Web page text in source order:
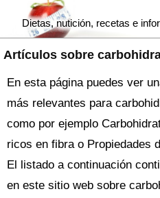
Artículos sobre
Dietas, nutición, recetas e
En esta página puedes ver
más relevantes para
como por ejemplo
ricos en fibra o Propiedades
El listado a continuación
en este sitio web sobre